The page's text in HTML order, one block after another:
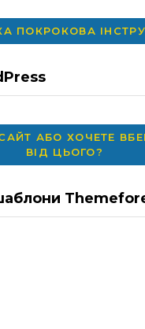
ПОКРОКОВА
АБО ХОЧЕТЕ
ВІД ЦЬОГО?